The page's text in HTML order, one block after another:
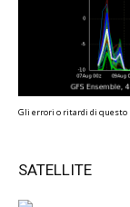
Gli errori o ritardi di questo
SATELLITE